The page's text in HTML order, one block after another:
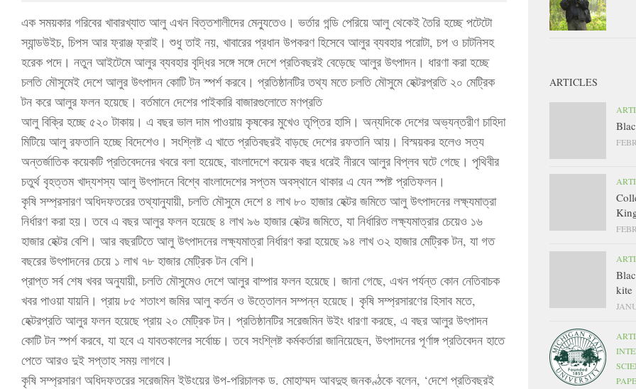
এক সময়কার গরিবের খাবারখ্যাত আলু এখন বিত্তশালীদের মেন্যুতেও। ভর্তার গন্ডি পেরিয়ে আলু থেকেই তৈরি হচ্ছে পটেটো
স্যান্ডউইচ, চিপস আর ফ্রাঞ্জ ফ্রাই। শুধু তাই নয়, খাবারের প্রধান উপকরণ হিসেবে আলুর ব্যবহার পরোটা, চপ ও চাটনিসহ
হরেক পদে। নতুন আইটেমে আলুর ব্যবহার বৃদ্ধির সঙ্গে সঙ্গে দেশে প্রতিবছরই বেড়েছে আলুর উৎপাদন। ধারণা করা হচ্ছে
চলতি মৌসুমেই দেশে আলুর উৎপাদন কোটি টন স্পর্শ করবে। প্রতিষ্ঠানটির তথ্য মতে চলতি মৌসুমে হেক্টরপ্রতি ২০ মেট্রিক
টন করে আলুর ফলন হয়েছে। বর্তমানে দেশের পাইকারি বাজারগুলোতে মণপ্রতি
আলু বিক্রি হচ্ছে ৫২০ টাকায়। এ বছর ভাল দাম পাওয়ায় কৃষকের মুখেও তৃপ্তির হাসি। অন্যদিকে দেশের অভ্যন্তরীণ চাহিদা
মিটিয়ে আলু রফতানি হচ্ছে বিদেশেও। সংশ্লিষ্ট এ খাতে প্রতিবছরই বাড়ছে দেশের রফতানি আয়। বিস্ময়কর হলেও সত্য
অন্তর্জাতিক কয়েকটি প্রতিবেদনের খবরে বলা হয়েছে, বাংলাদেশে কয়েক বছর ধরেই নীরবে আলুর বিপ্লব ঘটে গেছে। পৃথিবীর
চতুর্থ বৃহত্তম খাদ্যশস্য আলু উৎপাদনে বিশ্বে বাংলাদেশের সপ্তম অবস্থানে থাকার এ যেন স্পষ্ট প্রতিফলন।
কৃষি সম্প্রসারণ অধিদফতরের তথ্যানুযায়ী, চলতি মৌসুমে দেশে ৪ লাখ ৮০ হাজার হেক্টর জমিতে আলু উৎপাদনের লক্ষ্যমাত্রা
নির্ধারণ করা হয়। তবে এ বছর আলুর ফলন হয়েছে ৪ লাখ ৯৬ হাজার হেক্টর জমিতে, যা নির্ধারিত লক্ষ্যমাত্রার চেয়েও ১৬
হাজার হেক্টর বেশি। আর বছরটিতে আলু উৎপাদনের লক্ষ্যমাত্রা নির্ধারণ করা হয়েছে ৯৪ লাখ ৩২ হাজার মেট্রিক টন, যা গত
বছরের উৎপাদনের চেয়ে ১ লাখ ৭৮ হাজার মেট্রিক টন বেশি।
প্রাপ্ত সর্ব শেষ খবর অনুযায়ী, চলতি মৌসুমেও দেশে আলুর বাম্পার ফলন হয়েছে। জানা গেছে, এখন পর্যন্ত কোন নেতিবাচক
খবর পাওয়া যায়নি। প্রায় ৮৫ শতাংশ জমির আলু কর্তন ও উত্তোলন সম্পন্ন হয়েছে। কৃষি সম্প্রসারণের হিসাব মতে,
হেক্টরপ্রতি আলুর ফলন হয়েছে প্রায় ২০ মেট্রিক টন। প্রতিষ্ঠানটির সরেজমিন উইং ধারণা করছে, এ বছর আলুর উৎপাদন
কোটি টন স্পর্শ করবে, যা হবে এ যাবতকালের সর্বোচ্চ। তবে সংশ্লিষ্ট কর্মকর্তারা জানিয়েছেন, উৎপাদনের পূর্ণাঙ্গ প্রতিবেদন হাতে
পেতে আরও দুই সপ্তাহ সময় লাগবে।
কৃষি সম্প্রসারণ অধিদফতরের সরেজমিন ইউংয়ের উপ-পরিচালক ড. মোহাম্মদ আবদুহু জনকণ্ঠকে বলেন, ‘দেশে প্রতিবছরই
ARTICLES
kite